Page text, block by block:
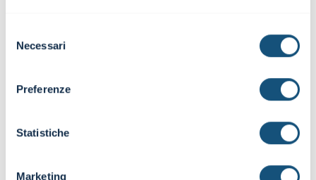
delNecessari
Preferenze
Statistiche
Marketing